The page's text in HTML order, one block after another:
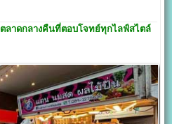
ตลาดกลางคืนที่ตอบโจทย์ทุกไลฟ์สไตล์